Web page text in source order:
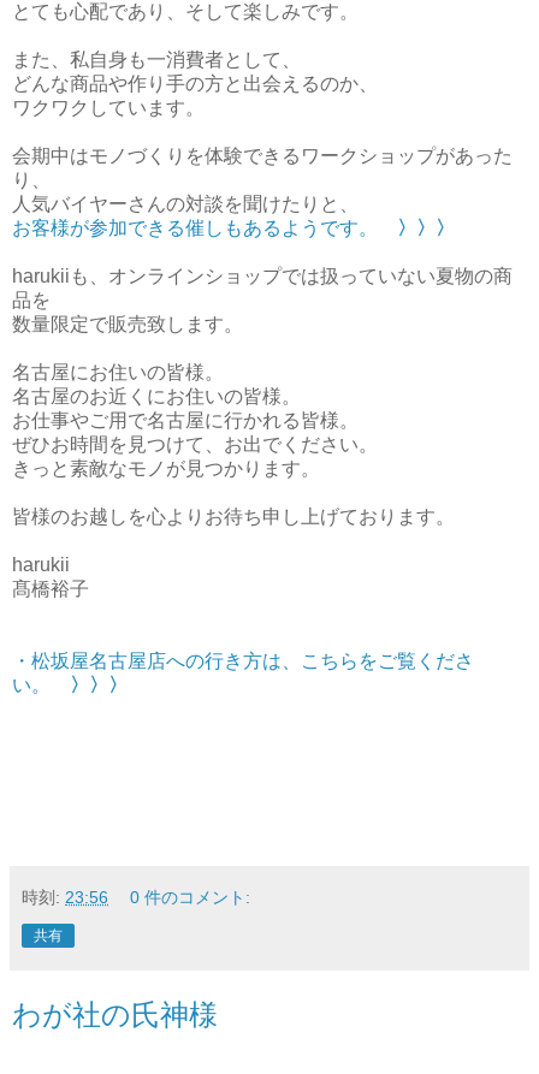
とても心配であり、そして楽しみです。
また、 私自身も一消費者として、
どんな商品や作り手の方と出会えるのか、
ワクワクしています。
会期中はモノづくりを体験できるワークショップがあった
り、
人気バイヤーさんの対談を聞けたりと、
お客様が参加できる催しもあるようです。
〉〉〉
harukiiも、 オンラインショップでは扱っていない夏物の商
品を
数量限定で販売致します。
名古屋にお住いの皆様。
名古屋のお近くにお住いの皆様。
お仕事やご用で名古屋に行かれる皆様。
ぜひお時間を見つけて、お出でください。
きっと素敵なモノが見つかります。
皆様のお越しを心よりお待ち申し上げております。
harukii
髙橋裕子
・松坂屋名古屋店への行き方は、こちらをご覧くださ
い。
〉〉〉
時刻: 23:56 0 件のコメント:
共有
わが社の氏神様